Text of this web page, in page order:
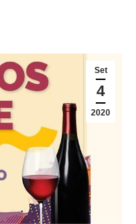
Set
4
2020